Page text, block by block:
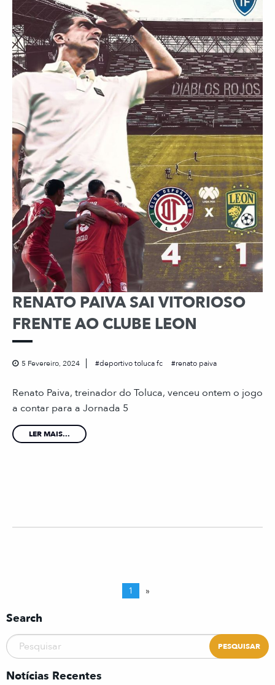
RENATO PAIVA SAI VITORIOSO
FRENTE AO CLUBE LEON
5 Fevereiro, 2024 deportivo toluca fc renato paiva
Renato Paiva, treinador do Toluca, venceu ontem o jogo
a contar para a Jornada 5
LER MAIS...
1 »
Search
Notícias Recentes